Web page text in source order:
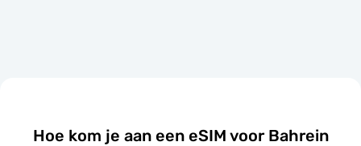
Hoe kom je aan een eSIM voor Bahrein